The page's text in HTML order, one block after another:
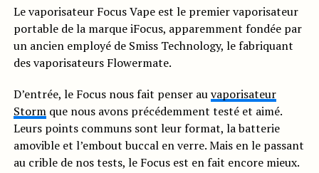
Le vaporisateur Focus Vape est le premier vaporisateur
portable de la marque iFocus, apparemment fondée par
un ancien employé de Smiss Technology, le fabriquant
des vaporisateurs Flowermate.
D’entrée, le Focus nous fait penser auvaporisateur
Stormque nous avons précédemment testé et aimé.
Leurs points communs sont leur format, la batterie
amovible et l’embout buccal en verre. Mais en le passant
au crible de nos tests, le Focus est en fait encore mieux.